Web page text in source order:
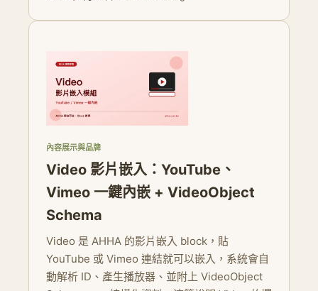
內容展示與品牌
Video 影片嵌入：YouTube、
Vimeo 一鍵內嵌 + VideoObject
Schema
Video 是 AHHA 的影片嵌入 block，貼
YouTube 或 Vimeo 連結就可以嵌入，系統會自
動解析 ID、產生播放器、並附上 VideoObject